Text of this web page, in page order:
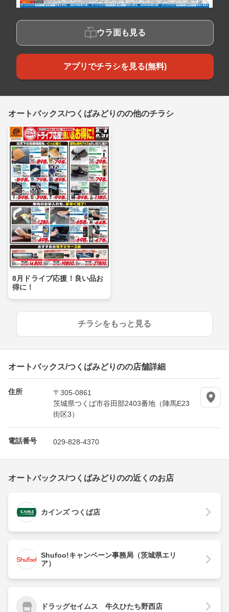
ウラ面も見る
アプリでチラシを見る(無料)
オートバックス/つくばみどりのの他のチラシ
8月ドライブ応援！良い品お
得に！
チラシをもっと見る
オートバックス/つくばみどりのの店舗詳細
住所
〒305-0861
茨城県つくば市谷田部2403番地（陣馬E23
街区3）
電話番号 029-828-4370
オートバックス/つくばみどりのの近くのお店
カインズ つくば店
Shufoo!キャンペーン事務局（茨城県エリ
ア）
ドラッグセイムス 牛久ひたち野西店